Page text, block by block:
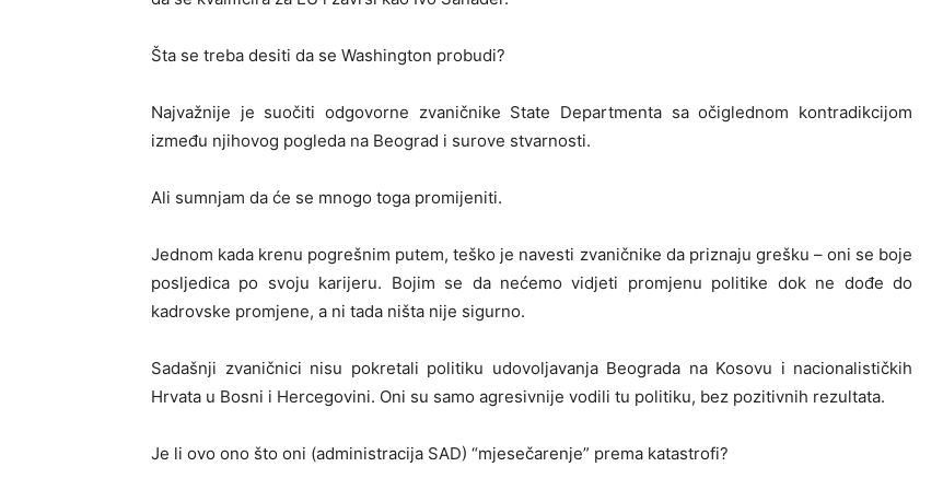
Šta se treba desiti da se Washington probudi?
Najvažnije je suočiti odgovorne zvaničnike State Departmenta sa očiglednom kontradikcijom
između njihovog pogleda na Beograd i surove stvarnosti.
Ali sumnjam da će se mnogo toga promijeniti.
Jednom kada krenu pogrešnim putem, teško je navesti zvaničnike da priznaju grešku – oni se boje
posljedica po svoju karijeru. Bojim se da nećemo vidjeti promjenu politike dok ne dođe do
kadrovske promjene, a ni tada ništa nije sigurno.
Sadašnji zvaničnici nisu pokretali politiku udovoljavanja Beograda na Kosovu i nacionalističkih
Hrvata u Bosni i Hercegovini. Oni su samo agresivnije vodili tu politiku, bez pozitivnih rezultata.
Je li ovo ono što oni (administracija SAD) “mjesečarenje” prema katastrofi?